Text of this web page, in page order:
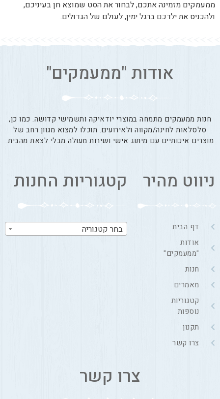
ממעמקים מזמינה אתכם, לבחור את הסט שמוצא חן בעיניכם,
ולהכניס את ילדכם ברגל ימין, לעולם של הגדולים.
אודות "ממעמקים"
חנות ממעמקים מתמחה במוצרי יודאיקה ותשמישי קדושה. כמו כן,
סלסלאות לחינה/מקווה ולאירועים. תוכלו למצוא מגוון רחב של
מוצרים איכותיים עם מיתוג אישי ושירות מעולה מבלי לצאת מהבית.
ניווט מהיר
דף הבית
אודות
"ממעמקים"
חנות
מאמרים
קטגוריות
נוספות
תקנון
צרו קשר
קטגוריות החנות
בחר קטגוריה
צרו קשר